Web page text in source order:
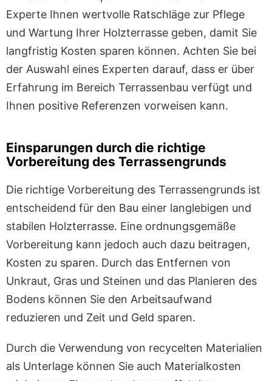
Experte Ihnen wertvolle Ratschläge zur Pflege
und Wartung Ihrer Holzterrasse geben, damit Sie
langfristig Kosten sparen können. Achten Sie bei
der Auswahl eines Experten darauf, dass er über
Erfahrung im Bereich Terrassenbau verfügt und
Ihnen positive Referenzen vorweisen kann.
Einsparungen durch die richtige
Vorbereitung des Terrassengrunds
Die richtige Vorbereitung des Terrassengrunds ist
entscheidend für den Bau einer langlebigen und
stabilen Holzterrasse. Eine ordnungsgemäße
Vorbereitung kann jedoch auch dazu beitragen,
Kosten zu sparen. Durch das Entfernen von
Unkraut, Gras und Steinen und das Planieren des
Bodens können Sie den Arbeitsaufwand
reduzieren und Zeit und Geld sparen.
Durch die Verwendung von recycelten Materialien
als Unterlage können Sie auch Materialkosten